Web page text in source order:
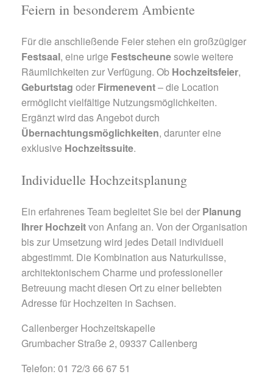
Feiern in besonderem Ambiente
Für die anschließende Feier stehen ein großzügiger
Festsaal, eine urige Festscheunesowie weitere
Räumlichkeiten zur Verfügung. Ob Hochzeitsfeier,
Geburtstag oder Firmenevent– die Location
ermöglicht vielfältige Nutzungsmöglichkeiten.
Ergänzt wird das Angebot durch
Übernachtungsmöglichkeiten, darunter eine
exklusive Hochzeitssuite.
Individuelle Hochzeitsplanung
Ein erfahrenes Team begleitet Sie bei der Planung
Ihrer Hochzeitvon Anfang an. Von der Organisation
bis zur Umsetzung wird jedes Detail individuell
abgestimmt. Die Kombination aus Naturkulisse,
architektonischem Charme und professioneller
Betreuung macht diesen Ort zu einer beliebten
Adresse für Hochzeiten in Sachsen.
Callenberger Hochzeitskapelle
Grumbacher Straße 2, 09337 Callenberg
Telefon: 01 72/3 66 67 51